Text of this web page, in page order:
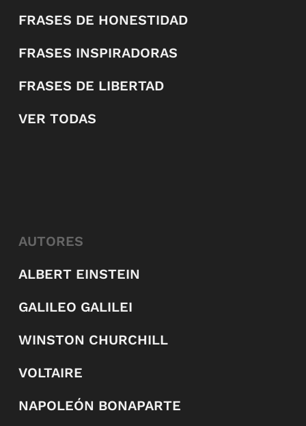
FRASES DE HONESTIDAD
FRASES INSPIRADORAS
FRASES DE LIBERTAD
VER TODAS
AUTORES
ALBERT EINSTEIN
GALILEO GALILEI
WINSTON CHURCHILL
VOLTAIRE
NAPOLEÓN BONAPARTE